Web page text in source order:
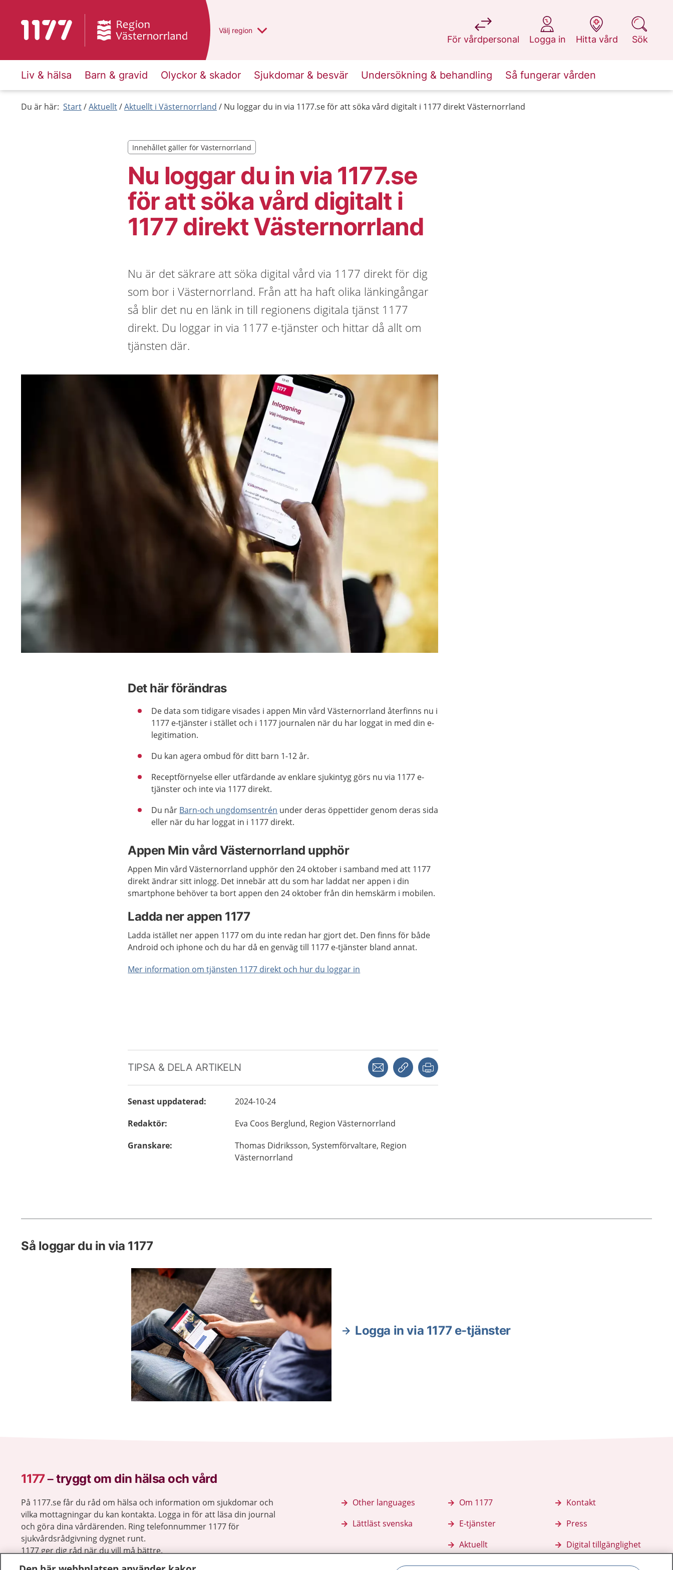
Till startsidan för 1177 Du har valt region
Välj en annan
region
För vårdpersonal
på 1177.se
Logga in
på 1177.se
Hitta vård
på 1177.se
Sök
på 1177.se
Liv & hälsa Barn & gravid Olyckor & skador Sjukdomar & besvär Undersökning & behandling Så fungerar vården
Du är här: Start Aktuellt Aktuellt i Västernorrland Nu loggar du in via 1177.se för att söka vård digitalt i 1177 direkt Västernorrland
Nu loggar du in via 1177.se
för att söka vård digitalt i
1177 direkt Västernorrland
Innehållet gäller för Västernorrland
Innehållet gäller för Västernorrland
Nu är det säkrare att söka digital vård via 1177 direkt för dig
som bor i Västernorrland. Från att ha haft olika länkingångar
så blir det nu en länk in till regionens digitala tjänst 1177
direkt. Du loggar in via 1177 e-tjänster och hittar då allt om
tjänsten där.
Det här förändras
De data som tidigare visades i appen Min vård Västernorrland återfinns nu i
1177 e-tjänster i stället och i 1177 journalen när du har loggat in med din e-
legitimation.
Du kan agera ombud för ditt barn 1-12 år.
Receptförnyelse eller utfärdande av enklare sjukintyg görs nu via 1177 e-
tjänster och inte via 1177 direkt.
Du når Barn-och ungdomsentrén under deras öppettider genom deras sida
eller när du har loggat in i 1177 direkt.
Appen Min vård Västernorrland upphör
Appen Min vård Västernorrland upphör den 24 oktober i samband med att 1177
direkt ändrar sitt inlogg. Det innebär att du som har laddat ner appen i din
smartphone behöver ta bort appen den 24 oktober från din hemskärm i mobilen.
Ladda ner appen 1177
Ladda istället ner appen 1177 om du inte redan har gjort det. Den finns för både
Android och iphone och du har då en genväg till 1177 e-tjänster bland annat.
Mer information om tjänsten 1177 direkt och hur du loggar in
TIPSA & DELA ARTIKELN Dela via mejlKopiera länk
Senast uppdaterad:
2024-10-24
Redaktör: Eva Coos Berglund, Region Västernorrland
Granskare: Thomas Didriksson, Systemförvaltare, Region
Västernorrland
Så loggar du in via 1177
Logga in via 1177 e-tjänster
1177–tryggt om din hälsa och vård
På 1177.se får du råd om hälsa och information om sjukdomar och
vilka mottagningar du kan kontakta. Logga in för att läsa din journal
och göra dina vårdärenden. Ring telefonnummer 1177 för
sjukvårdsrådgivning dygnet runt.
1177 ger dig råd när du vill må bättre.
Other languages
Lättläst svenska
Om 1177
E-tjänster
Aktuellt
Kontakt
Press
Digital tillgänglighet